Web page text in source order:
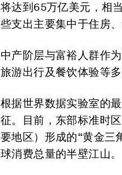
将达到65万亿美元，相
些支出主要集中于住房
中产阶层与富裕人群作
旅游出行及餐饮体验等多
根据世界数据实验室的
征。目前，东部标准时
要地区）形成的“黄金三
球消费总量的半壁江山。